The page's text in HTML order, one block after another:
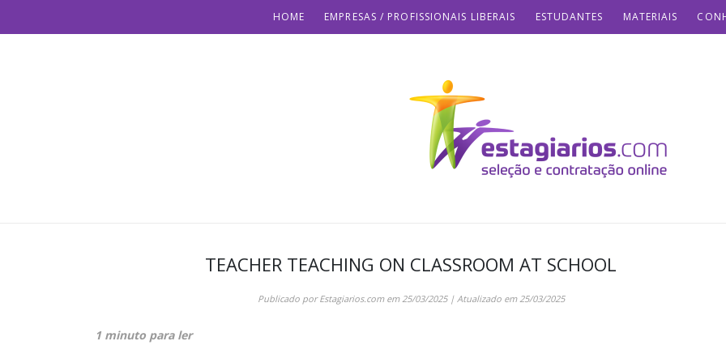
HOME EMPRESAS / PROFISSIONAIS LIBERAIS ESTUDANTES MATERIAIS
TEACHER TEACHING ON CLASSROOM AT SCHOOL
Publicado porEstagiarios.comem25/03/2025| Atualizado em25/03/2025
1 minuto para ler